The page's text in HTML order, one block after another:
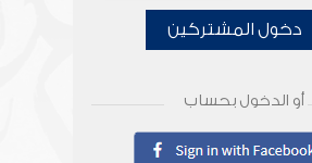
دخول المشتركين
أو الدخول بحساب